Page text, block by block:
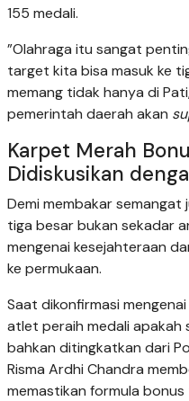
155 medali.
​”Olahraga itu sangat
target kita bisa masuk ke
memang tidak hanya di
pemerintah daerah akan
​Karpet Merah
Didiskusikan
​Demi membakar
tiga besar bukan sekadar
mengenai kesejahteraan
ke permukaan.
​Saat dikonfirmasi
atlet peraih medali apakah
bahkan ditingkatkan dari
Risma Ardhi Chandra
memastikan formula